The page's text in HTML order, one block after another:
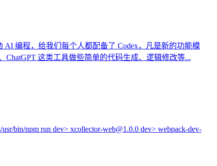
编程，给我们每个人都配备了 Codex，凡是新的功能模
这类工具做些简单的代码生成、逻辑修改等...
bin/npm run dev> xcollector-web@1.0.0 dev> webpack-dev-